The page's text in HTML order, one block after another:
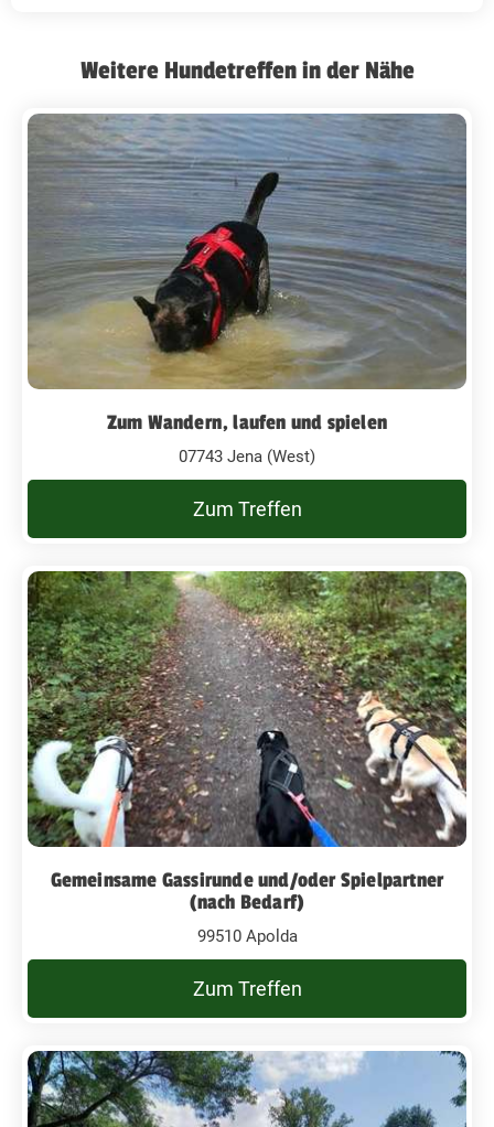
Weitere Hundetreffen in der Nähe
Zum Wandern, laufen und spielen
07743 Jena (West)
Zum Treffen
Gemeinsame Gassirunde und/oder Spielpartner
(nach Bedarf)
99510 Apolda
Zum Treffen